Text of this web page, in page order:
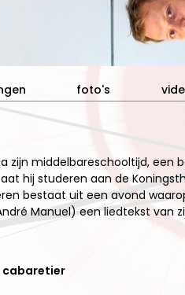
foto's
zijn middelbareschooltijd,
hij studeren aan de
bestaat uit een avond
Manuel) een liedtekst van
cabaretier